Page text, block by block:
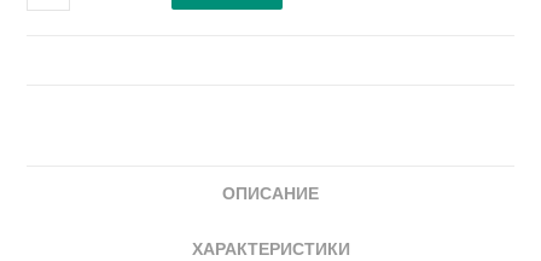
Наружный
ОПИСАНИЕ
ХАРАКТЕРИСТИКИ